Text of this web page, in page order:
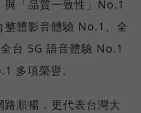
「品質一致性」No.1
整體影音體驗 No.1、全
台 5G 語音體驗 No.1
多項榮譽。
順暢，更代表台灣大